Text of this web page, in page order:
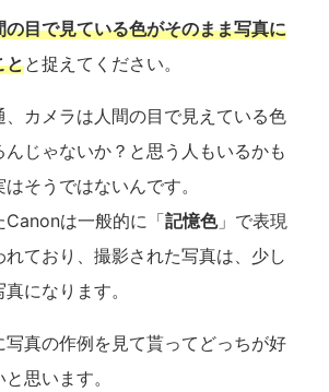
目で見ている色がそのまま写真に
とと捉えてください。
、カメラは人間の目で見えている色
んじゃないか？と思う人もいるかも
そうではないんです。
Canonは一般的に「記憶色」で表現
れており、撮影された写真は、少し
になります。
真の作例を見て貰ってどっちが好
思います。